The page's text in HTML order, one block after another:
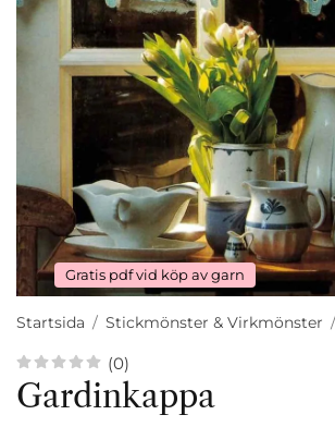
Gratis pdf vid köp av garn
Startsida / Stickmönster & Virkmönster /
(0)
Gardinkappa